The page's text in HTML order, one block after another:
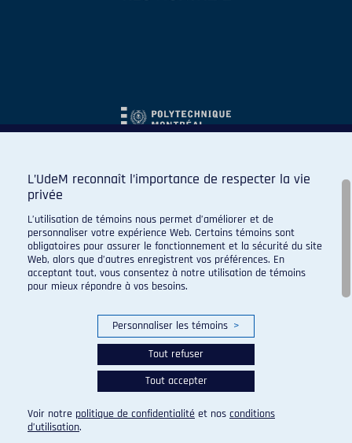
© 2026 Carabins de l'Université de Montréal. Tous droits
réservés.
Paramètres des témoins
L’UdeM reconnaît l’importance de respecter la vie
privée
L’utilisation de témoins nous permet d’améliorer et de
personnaliser votre expérience Web. Certains témoins sont
obligatoires pour assurer le fonctionnement et la sécurité du site
Web, alors que d’autres enregistrent vos préférences. En
acceptant tout, vous consentez à notre utilisation de témoins
pour mieux répondre à vos besoins.
Personnaliser les témoins >
Tout refuser
Tout accepter
Voir notre politique de confidentialité et nos conditions
d’utilisation.